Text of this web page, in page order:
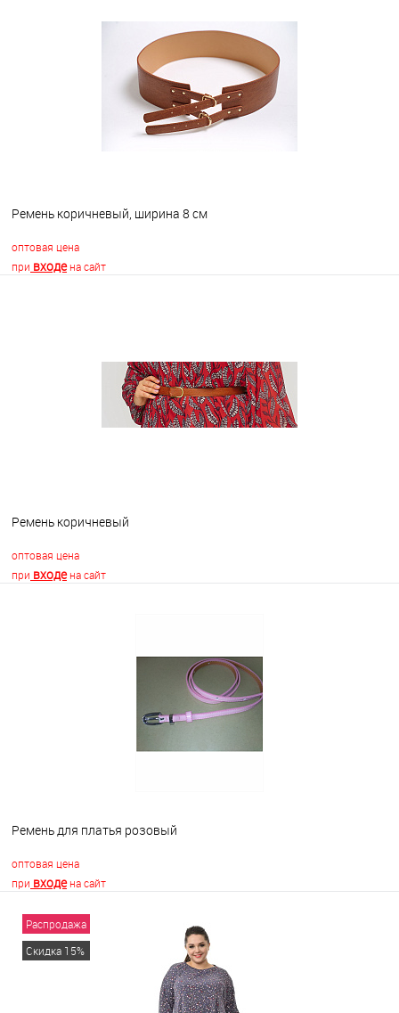
В наличии
Ремень коричневый, ширина 8 см
оптовая цена
при входена сайт
В наличии
Ремень коричневый
оптовая цена
при входена сайт
Недоступно
Ремень для платья розовый
оптовая цена
при входена сайт
В корзину
Распродажа
Скидка 15%